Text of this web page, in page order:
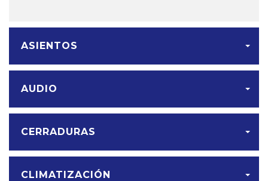
ASIENTOS
AUDIO
CERRADURAS
CLIMATIZACIÓN